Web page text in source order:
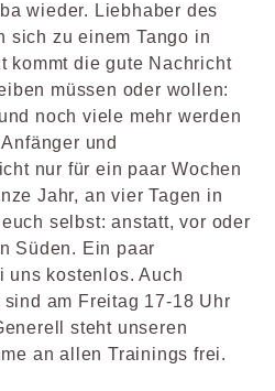
wieder. Liebhaber des
sich zu einem Tango in
kommt die gute Nachricht
müssen oder wollen:
noch viele mehr werden
und
nur für ein paar Wochen
Jahr, an vier Tagen in
selbst: anstatt, vor oder
Süden. Ein paar
uns kostenlos. Auch
am Freitag 17-18 Uhr
steht unseren
an allen Trainings frei.